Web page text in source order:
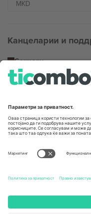
Канцеларии и
Germany
Unter den Linden 24, 10117
Berlin, Germany
United States
131 Continental Dr, Suite
States
Totleben 53-55, 1606 Sofia,
Bulgaria